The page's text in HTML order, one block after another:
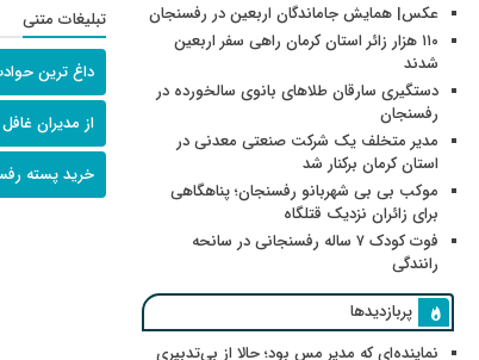
عکس| همایش جاماندگان اربعین در رفسنجان
۱۱۰ هزار زائر استان کرمان راهی سفر اربعین
شدند
دستگیری سارقان طلاهای بانوی سالخورده در
رفسنجان
مدیر متخلف یک شرکت صنعتی معدنی در
استان کرمان برکنار شد
موکب بی بی شهربانو رفسنجان؛ پناهگاهی
برای زائران نزدیک قتلگاه
فوت کودک ۷ ساله رفسنجانی در سانحه
رانندگی
پربازدیدها
نماینده‌ای که مدیر مس بود؛ حالا از بی‌تدبیری
تبلیغات متنی
داغ ترین
از مدیران
خرید پسته